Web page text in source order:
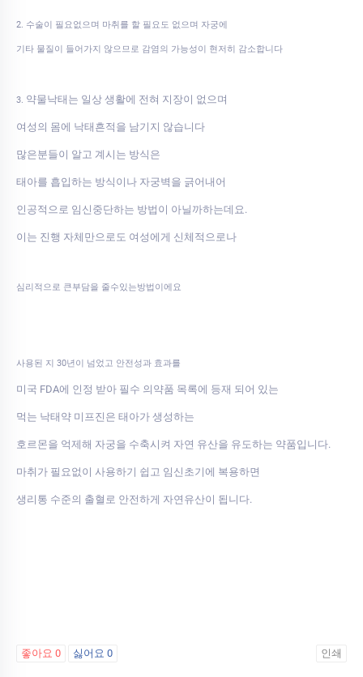
2. 수술이 필요없으며 마취를 할 필요도 없으며 자궁에
기타 물질이 들어가지 않으므로 감염의 가능성이 현저히 감소합니다
3. 약물낙태는 일상 생활에 전혀 지장이 없으며
여성의 몸에 낙태흔적을 남기지 않습니다
많은분들이 알고 계시는 방식은
태아를 흡입하는 방식이나 자궁벽을 긁어내어
인공적으로 임신중단하는 방법이 아닐까하는데요.
이는 진행 자체만으로도 여성에게 신체적으로나
심리적으로 큰부담을 줄수있는방법이에요
사용된 지 30년이 넘었고 안전성과 효과를
미국 FDA에 인정 받아 필수 의약품 목록에 등재 되어 있는
먹는 낙태약 미프진은 태아가 생성하는
호르몬을 억제해 자궁을 수축시켜 자연 유산을 유도하는 약품입니다.
마취가 필요없이 사용하기 쉽고 임신초기에 복용하면
생리통 수준의 출혈로 안전하게 자연유산이 됩니다.
좋아요 0 싫어요 0 인쇄